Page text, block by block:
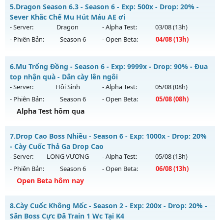
Kiểu reset: Non Reset
Thể loại: Mu Nguyên bản Webzen
Antihack: Xshiel
Mu mới ra tháng 07 2026 - Mở máy chủ
ngày 28/07/2626
Exp: 200x - Drop: 35%
Thể loại: Mu Custom thêm đồ mới
Antihack: CheatGuard
5.Dragon Season 6.3 - Season 6 - Exp: 500x - Drop: 20% -
Sever Khắc Chế Mu Hút Máu AE ơi
- Server: Dragon - Alpha Test: 03/08(13h)
- Phiên Bản:
Season 6 - Open Beta: 04/08(13h)
Dragon Season 6.3 - Sever Khắc Chế Mu Hút Máu AE ơi
Mu mới ra tháng 08 2026 - Mở máy chủ
ngày 04/08/2626
Exp: 500x - Drop: 20%
Kiểu reset: Reset In Game
Antihack: Antihack
6.Mu Trống Đồng - Season 6 - Exp: 9999x - Drop: 90% - Đua
top nhận quà - Dân cày lên ngôi
- Server: Hồi Sinh - Alpha Test: 05/08(08h)
- Phiên Bản:
Season 6 - Open Beta: 05/08(08h)
Alpha Test hôm qua
Mu Trống Đồng - Đua top nhận quà - Dân cày lên ngôi
Mu mới ra tháng 08 2026 - Mở máy chủ
ngày 05/08/2626
Exp: 9999x - Drop: 90%
Kiểu reset: Reset In Game
Antihack: ICMPROTECT ✅ 🔴 ✨ ⚡️
7.Drop Cao Boss Nhiều - Season 6 - Exp: 1000x - Drop: 20%
- Cày Cuốc Thả Ga Drop Cao
- Server: LONG VƯƠNG - Alpha Test: 05/08(13h)
- Phiên Bản:
Season 6 - Open Beta: 06/08(13h)
Open Beta hôm nay
Drop Cao Boss Nhiều - Cày Cuốc Thả Ga Drop Cao
Mu mới ra tháng 08 2026 - Mở máy chủ
8.Cày Cuốc Không Mốc - Season 2 - Exp: 200x - Drop: 20% -
Săn Boss Cực Đã Train 1 Wc Tại K4